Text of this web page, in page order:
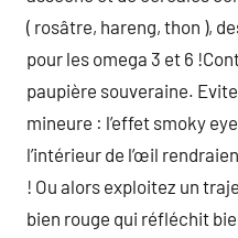
( rosâtre, hareng, thon ),
pour les omega 3 et 6
paupière souveraine.
mineure : l’effet smoky
l’intérieur de l’œil
! Ou alors exploitez un
bien rouge qui réfléchit